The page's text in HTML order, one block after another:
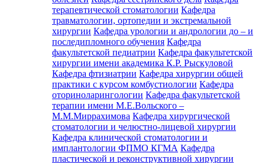
терапевтической стоматологии Кафедра
травматологии, ортопедии и экстремальной
хирургии Кафедра урологии и андрологии до – и
последипломного обучения Кафедра
факультетской педиатрии Кафедра факультетской
хирургии имени академика К.Р. Рыскуловой
Кафедра фтизиатрии Кафедра хирургии общей
практики с курсом комбустиологии Кафедра
оториноларингологии Кафедра факультетской
терапии имени М.Е.Вольского –
М.М.Миррахимова Кафедра хирургической
стоматологии и челюстно-лицевой хирургии
Кафедра клинической стоматологии и
имплантологии ФПМО КГМА Кафедра
пластической и реконструктивной хирургии